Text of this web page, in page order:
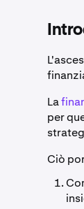
La
per
Ciò